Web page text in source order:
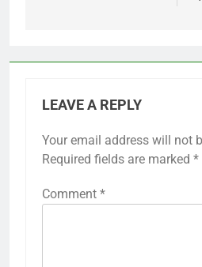
LEAVE A REPLY
Your email address will not
Required fields are marked *
Comment *